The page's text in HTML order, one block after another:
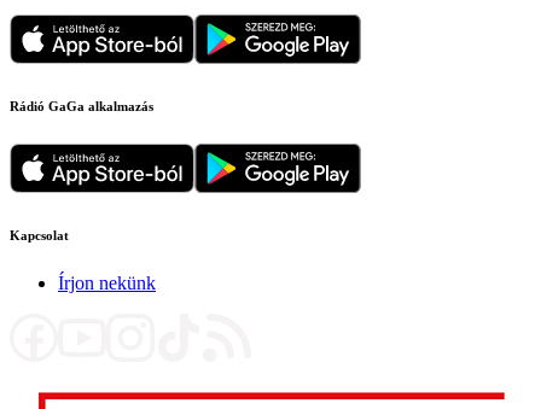
Rádió GaGa alkalmazás
Kapcsolat
Írjon nekünk